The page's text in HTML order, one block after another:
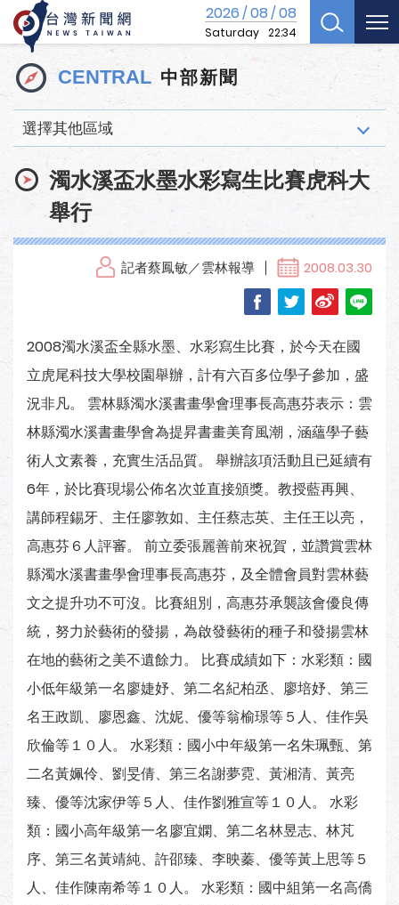
2026/08/08
Saturday 22:34
CENTRAL 中部新聞
選擇其他區域
濁水溪盃水墨水彩寫生比賽虎科大
舉行
記者蔡鳳敏／雲林報導 2008.03.30
2008濁水溪盃全縣水墨、水彩寫生比賽，於今天在國
立虎尾科技大學校園舉辦，計有六百多位學子參加，盛
況非凡。 雲林縣濁水溪書畫學會理事長高惠芬表示：雲
林縣濁水溪書畫學會為提昇書畫美育風潮，涵蘊學子藝
術人文素養，充實生活品質。 舉辦該項活動且已延續有
6年，於比賽現場公佈名次並直接頒獎。教授藍再興、
講師程錫牙、主任廖敦如、主任蔡志英、主任王以亮，
高惠芬６人評審。 前立委張麗善前來祝賀，並讚賞雲林
縣濁水溪書畫學會理事長高惠芬，及全體會員對雲林藝
文之提升功不可沒。比賽組別，高惠芬承襲該會優良傳
統，努力於藝術的發揚，為啟發藝術的種子和發揚雲林
在地的藝術之美不遺餘力。 比賽成績如下：水彩類：國
小低年級第一名廖婕妤、第二名紀柏丞、廖培妤、第三
名王政凱、廖恩鑫、沈妮、優等翁榆璟等５人、佳作吳
欣倫等１０人。 水彩類：國小中年級第一名朱珮甄、第
二名黃姵伶、劉旻倩、第三名謝夢霓、黃湘清、黃亮
臻、優等沈家伊等５人、佳作劉雅宣等１０人。 水彩
類：國小高年級第一名廖宜嫻、第二名林昱志、林芃
序、第三名黃靖純、許邵臻、李映蓁、優等黃上思等５
人、佳作陳南希等１０人。 水彩類：國中組第一名高僑